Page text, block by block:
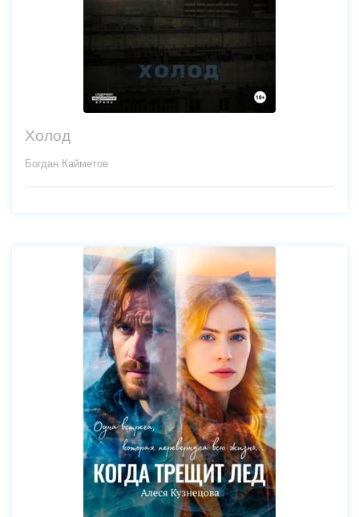
Холод
Богдан Кайметов